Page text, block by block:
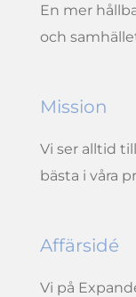
En mer
och
Mission
Vi ser alltid
bästa i våra
Affärsidé
Vi på